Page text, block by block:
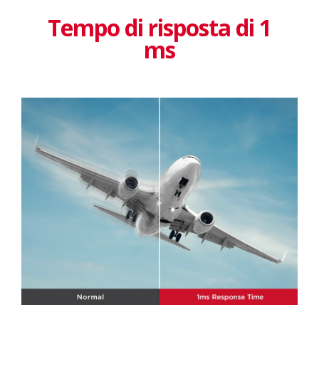
Tempo di risposta di 1
ms